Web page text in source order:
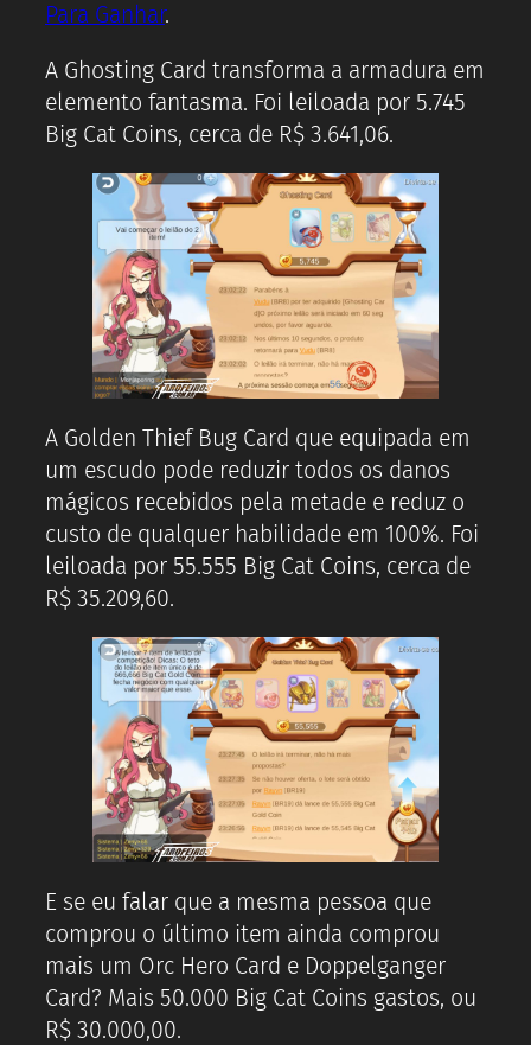
Para Ganhar.
A Ghosting Card transforma a armadura em
elemento fantasma. Foi leiloada por 5.745
Big Cat Coins, cerca de R$ 3.641,06.
A Golden Thief Bug Card que equipada em
um escudo pode reduzir todos os danos
mágicos recebidos pela metade e reduz o
custo de qualquer habilidade em 100%. Foi
leiloada por 55.555 Big Cat Coins, cerca de
R$ 35.209,60.
E se eu falar que a mesma pessoa que
comprou o último item ainda comprou
mais um Orc Hero Card e Doppelganger
Card? Mais 50.000 Big Cat Coins gastos, ou
R$ 30.000,00.